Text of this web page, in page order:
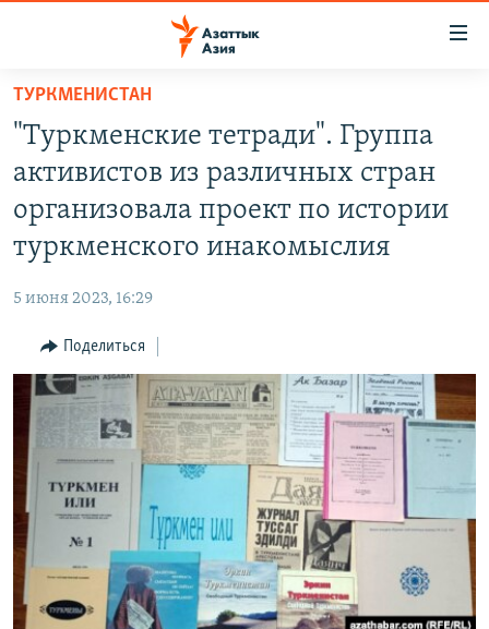
Вернуться
основному
содержанию
главной
Вернутся
поиску
ЦЕНТРАЛЬНАЯ АЗИЯ
КАЗАХСТАН
НОВОСТИ
ЎЗБЕКЧА
ТОҶИКӢ
TÜRKMENÇE
ПОДПИШИТЕСЬ НА НАС В СОЦСЕТЯХ
Все сайты РСЕ/РС
ТУРКМЕНИСТАН
"Туркменские тетради". Группа
активистов из различных стран
организовала проект по истории
туркменского инакомыслия
5 июня 2023, 16:29
Поделиться